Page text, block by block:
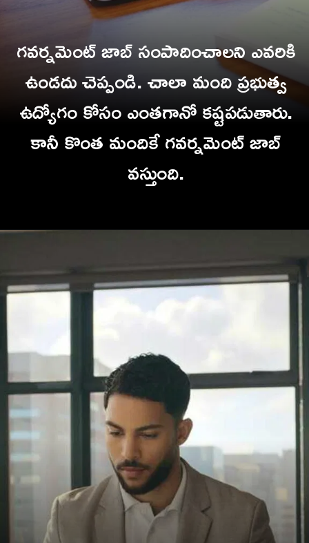
గవర్నమెంట్ జాబ్ సంపాదించాలని ఎవరికి
ఉండదు చెప్పండి. చాలా మంది ప్రభుత్వ
ఉద్యోగం కోసం ఎంతగానో కష్టపడుతారు.
కానీ కొంత మందికే గవర్నమెంట్ జాబ్
వస్తుంది.